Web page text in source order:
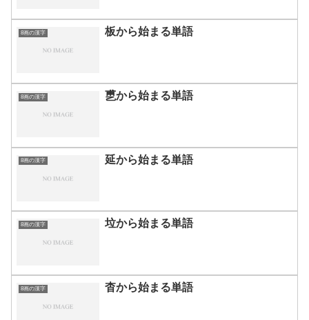
8画の漢字 板から始まる単語
8画の漢字 乶から始まる単語
8画の漢字 延から始まる単語
8画の漢字 垃から始まる単語
8画の漢字 杳から始まる単語